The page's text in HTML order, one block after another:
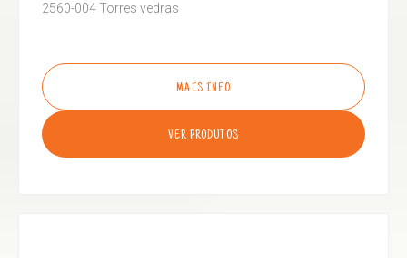
2560-004 Torres vedras
MAIS INFO
VER PRODUTOS